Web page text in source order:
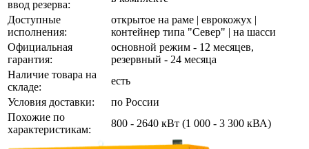
ввод резерва:
Доступные
исполнения:
открытое на раме | еврокожух |
контейнер типа "Север" | на шасси
Официальная
гарантия:
основной режим - 12 месяцев,
резервный - 24 месяца
Наличие товара на
складе:
есть
Условия доставки:
по России
Похожие по
характеристикам:
800 - 2640 кВт (1 000 - 3 300 кВА)